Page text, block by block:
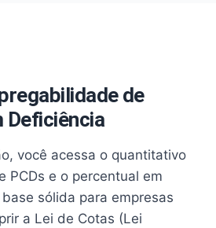
de
Deficiência
você acessa o quantitativo
PCDs e o percentual em
sólida para empresas
a Lei de Cotas (Lei